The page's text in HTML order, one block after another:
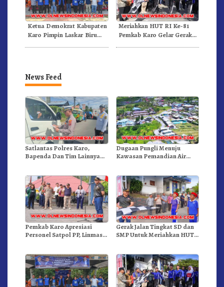
Ketua Demokrat Kabupaten
Karo Pimpin Laskar Biru
Meriahkan HUT RI Ke-81
Pemkab Karo Gelar Gerak
News Feed
Satlantas Polres Karo,
Bapenda Dan Tim Lainnya
Dugaan Pungli Menuju
Kawasan Pemandian Air
Pemkab Karo Apresiasi
Personel Satpol PP, Linmas,
Gerak Jalan Tingkat SD dan
SMP Untuk Meriahkan HUT